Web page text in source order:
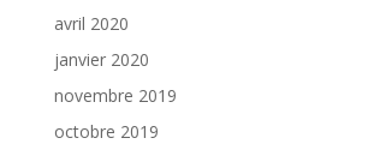
avril 2020
janvier 2020
novembre 2019
octobre 2019